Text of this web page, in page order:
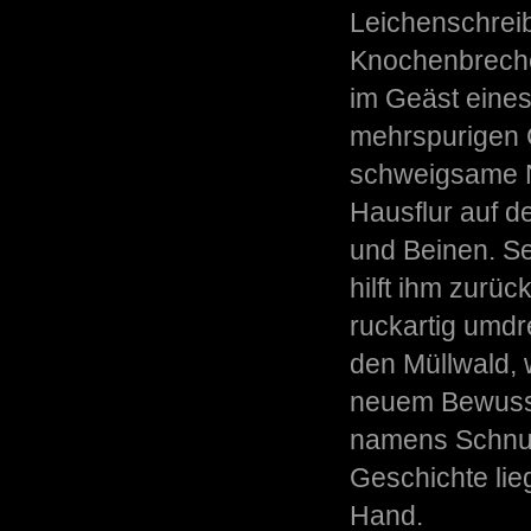
im Geäst
mehrspurigen
schweigsame
Hausflur auf
und Beinen.
hilft ihm
ruckartig
den Müllwald,
neuem
namens
Geschichte
Hand.